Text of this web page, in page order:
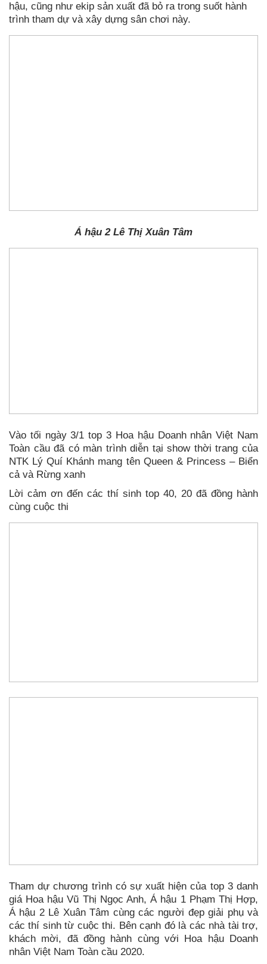
hậu, cũng như ekip sản xuất đã bỏ ra trong suốt hành
trình tham dự và xây dựng sân chơi này.
Á hậu 2 Lê Thị Xuân Tâm
Vào tối ngày 3/1 top 3 Hoa hậu Doanh nhân Việt Nam
Toàn cầu đã có màn trình diễn tại show thời trang của
NTK Lý Quí Khánh mang tên Queen & Princess – Biển
cả và Rừng xanh
Lời cảm ơn đến các thí sinh top 40, 20 đã đồng hành
cùng cuộc thi
Tham dự chương trình có sự xuất hiện của top 3 danh
giá Hoa hậu Vũ Thị Ngọc Anh, Á hậu 1 Phạm Thị Hợp,
Á hậu 2 Lê Xuân Tâm cùng các người đẹp giải phụ và
các thí sinh từ cuộc thi. Bên cạnh đó là các nhà tài trợ,
khách mời, đã đồng hành cùng với Hoa hậu Doanh
nhân Việt Nam Toàn cầu 2020.